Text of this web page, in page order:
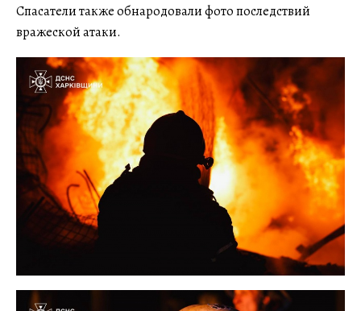
Спасатели также обнародовали фото последствий
вражеской атаки.